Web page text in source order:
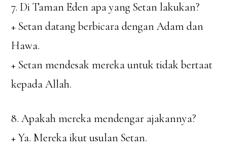
7. Di Taman Eden apa yang Setan lakukan?
+ Setan datang berbicara dengan Adam dan
Hawa.
+ Setan mendesak mereka untuk tidak bertaat
kepada Allah.
8. Apakah mereka mendengar ajakannya?
+ Ya. Mereka ikut usulan Setan.